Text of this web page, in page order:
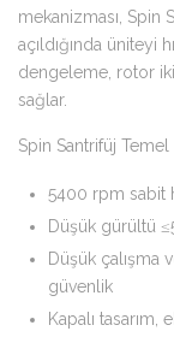
mekanizması, Spin
açıldığında üniteyi
dengeleme, rotor iki
sağlar.
Spin Santrifüj
5400 rpm sabit
Düşük gürültü
Düşük çalışma
güvenlik
Kapalı tasarım,